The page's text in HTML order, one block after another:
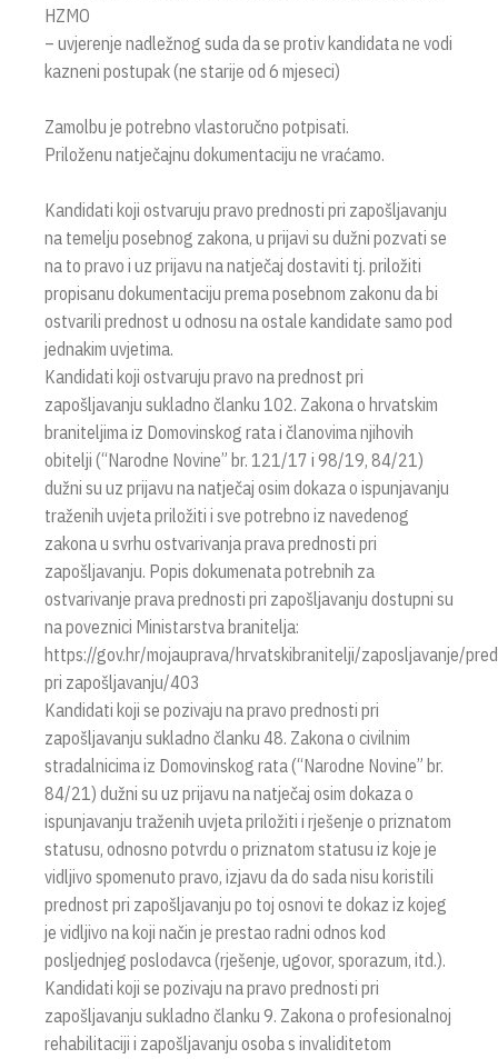
HZMO
– uvjerenje nadležnog suda da se protiv kandidata ne vodi
kazneni postupak (ne starije od 6 mjeseci)
Zamolbu je potrebno vlastoručno potpisati.
Priloženu natječajnu dokumentaciju ne vraćamo.
Kandidati koji ostvaruju pravo prednosti pri zapošljavanju
na temelju posebnog zakona, u prijavi su dužni pozvati se
na to pravo i uz prijavu na natječaj dostaviti tj. priložiti
propisanu dokumentaciju prema posebnom zakonu da bi
ostvarili prednost u odnosu na ostale kandidate samo pod
jednakim uvjetima.
Kandidati koji ostvaruju pravo na prednost pri
zapošljavanju sukladno članku 102. Zakona o hrvatskim
braniteljima iz Domovinskog rata i članovima njihovih
obitelji (“Narodne Novine” br. 121/17 i 98/19, 84/21)
dužni su uz prijavu na natječaj osim dokaza o ispunjavanju
traženih uvjeta priložiti i sve potrebno iz navedenog
zakona u svrhu ostvarivanja prava prednosti pri
zapošljavanju. Popis dokumenata potrebnih za
ostvarivanje prava prednosti pri zapošljavanju dostupni su
na poveznici Ministarstva branitelja:
https://gov.hr/mojauprava/hrvatskibranitelji/zaposljavanje/
pri zapošljavanju/403
Kandidati koji se pozivaju na pravo prednosti pri
zapošljavanju sukladno članku 48. Zakona o civilnim
stradalnicima iz Domovinskog rata (“Narodne Novine” br.
84/21) dužni su uz prijavu na natječaj osim dokaza o
ispunjavanju traženih uvjeta priložiti i rješenje o priznatom
statusu, odnosno potvrdu o priznatom statusu iz koje je
vidljivo spomenuto pravo, izjavu da do sada nisu koristili
prednost pri zapošljavanju po toj osnovi te dokaz iz kojeg
je vidljivo na koji način je prestao radni odnos kod
posljednjeg poslodavca (rješenje, ugovor, sporazum, itd.).
Kandidati koji se pozivaju na pravo prednosti pri
zapošljavanju sukladno članku 9. Zakona o profesionalnoj
rehabilitaciji i zapošljavanju osoba s invaliditetom